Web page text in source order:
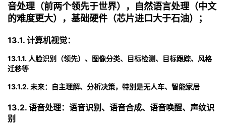
音处理（前两个领先于世界），自然语言处理（中文
的难度更大），基础硬件（芯片进口大于石油）；
13.1. 计算机视觉：
13.1.1. 人脸识别（领先）、图像分类、目标检测、目标跟踪、风格
迁移等
13.1.2. 未来：自主理解、分析决策，特别是无人车、智能家居
13.2. 语音处理：语音识别、语音合成、语音唤醒、声纹识
别